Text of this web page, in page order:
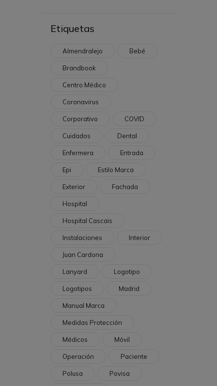
Etiquetas
Almendralejo Bebé
Brandbook
Centro Médico
Coronavirus
Corporativo COVID
Cuidados Dental
Enfermera Entrada
Epi Estilo Marca
Exterior Fachada
Hospital
Hospital Cascais
Instalaciones Interior
Juan Cardona
Lanyard Logotipo
Logotipos Madrid
Manual Marca
Medidas Protección
Médicos Móvil
Operación Paciente
Polusa Povisa